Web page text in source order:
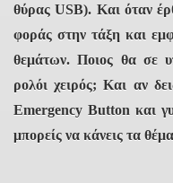
θύρας USB). Και όταν
φοράς στην τάξη και
θεμάτων. Ποιος θα σε
ρολόι χειρός; Και αν
Emergency Button και
μπορείς να κάνεις τα